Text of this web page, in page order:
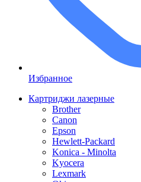
Избранное
Картриджи лазерные
Brother
Canon
Epson
Hewlett-Packard
Konica - Minolta
Kyocera
Lexmark